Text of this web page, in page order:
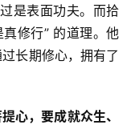
是表面功夫。而拾
修行” 的道理。他
长期修心，拥有了
心，要成就众生、